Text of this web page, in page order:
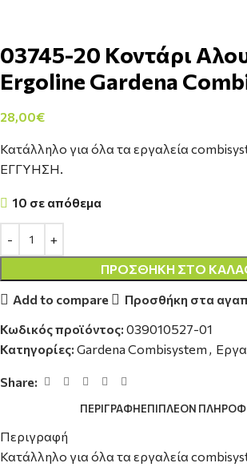
03745-20 Κοντάρι
Ergoline Gardena
28,00€
Κατάλληλο για όλα τα εργαλεία
ΕΓΓΥΗΣΗ.
10 σε απόθεμα
ΠΡΟΣΘΉΚΗ ΣΤΟ
Add to compare
Προσθήκη στα
Κωδικός προϊόντος: 039010527-01
Κατηγορίες: Gardena Combisystem ,
Share:
ΠΕΡΙΓΡΑΦΉΕΠΙΠΛΈΟΝ
Περιγραφή
Κατάλληλο για όλα τα εργαλεία